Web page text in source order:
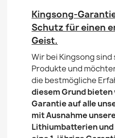
Kingsong-
Schutz für einen
Geist.
Wir bei Kingsong
Produkte und
die bestmögliche
diesem Grund
Garantie auf alle
mit Ausnahme
Lithiumbatterien